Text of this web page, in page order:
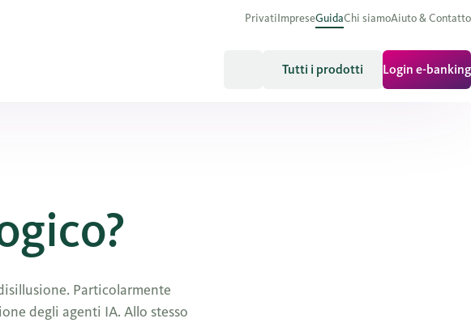
PrivatiImpreseGuidaChi siamoAiuto & Contatto
Tutti i prodotti Login e-banking
Particolarmente
degli agenti IA. Allo stesso